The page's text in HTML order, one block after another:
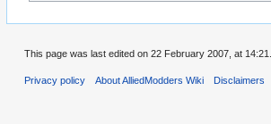
This page was last edited on 22 February 2007, at 14:21.
Privacy policy About AlliedModders Wiki Disclaimers